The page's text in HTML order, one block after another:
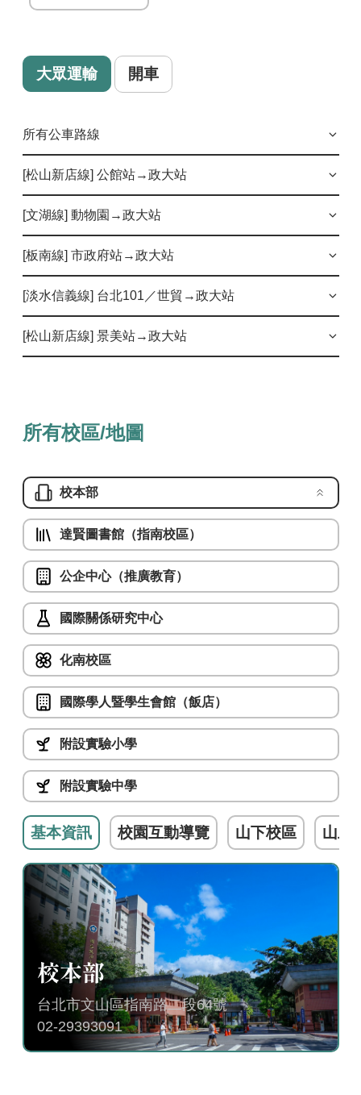
大眾運輸 開車
所有公車路線
欣欣客運
羅斯福路幹線（原236）、236區、237、611、295
指南客運 1503、282、530
東南客運 小10，至「政大一」下車
站」下車
[松山新店線] 公館站→政大站
羅斯福路幹線（原236）
棕11
上車站點：2號出口過馬路右方公車亭
[文湖線] 動物園→政大站
羅斯福路幹線（原236）
611 282 295
[板南線] 市政府站→政大站
棕18 南環幹線
[淡水信義線] 台北101／世貿→政大站
棕18 南環幹線
[松山新店線] 景美站→政大站
上車站點：景美站2號出口過馬路至景美公園公車亭 至「政
大」（近政大西側門）或「政大一」（近政大正門）下車。
所有校區/地圖
校本部
達賢圖書館（指南校區）
公企中心（推廣教育）
國際關係研究中心
化南校區
國際學人暨學生會館（飯店）
附設實驗小學
附設實驗中學
基本資訊 校園互動導覽 山下校區 山上
校本部
台北市文山區指南路二段64號
02-29393091